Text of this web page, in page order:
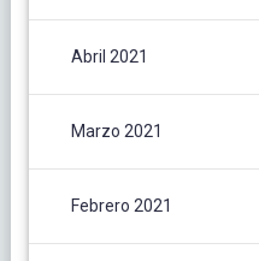
Abril 2021
Marzo 2021
Febrero 2021